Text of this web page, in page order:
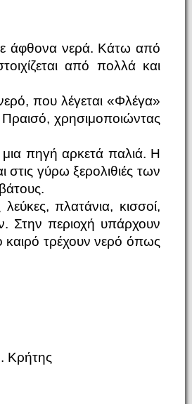
άφθονα νερά. Κάτω από
από πολλά και
που λέγεται «Φλέγα»
χρησιμοποιώντας
μια πηγή αρκετά παλιά. Η
στις γύρω ξερολιθιές των
πλατάνια, κισσοί,
Στην περιοχή υπάρχουν
καιρό τρέχουν νερό όπως
Κρήτης